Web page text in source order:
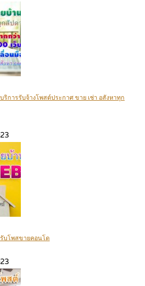
ริการรับจ้างโพสต์ประกาศ ขาย เช่า อสังหาทุก
บโพสขายคอนโด